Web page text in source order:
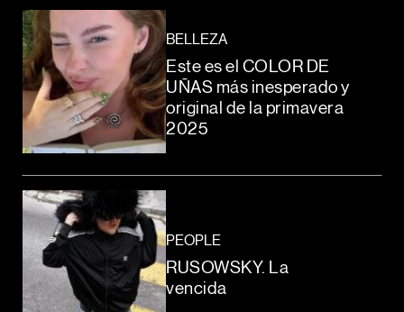
BELLEZA
Este es el COLOR DE
UÑAS más inesperado y
original de la primavera
2025
PEOPLE
RUSOWSKY. La
vencida